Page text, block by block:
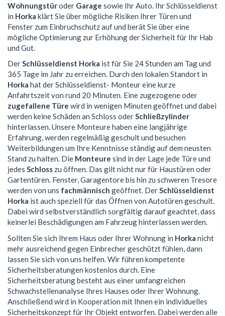
Wohnungstüroder Garage sowie Ihr Auto. Ihr Schlüsseldienst
in Horka klärt Sie über mögliche Risiken Ihrer Türen und
Fenster zum Einbruchschutz auf und berät Sie über eine
mögliche Optimierung zur Erhöhung der Sicherheit für Ihr Hab
und Gut.
DerSchlüsseldienst Horka ist für Sie 24 Stunden am Tag und
365 Tage im Jahr zu erreichen. Durch den lokalen Standort in
Horka hat der Schlüsseldienst- Monteur eine kurze
Anfahrtszeit von rund 20 Minuten. Eine zugezogene oder
zugefallene Türe wird in wenigen Minuten geöffnet und dabei
werden keine Schäden an Schloss oderSchließzylinder
hinterlassen. Unsere Monteure haben eine langjährige
Erfahrung, werden regelmäßig geschult und besuchen
Weiterbildungen um Ihre Kenntnisse ständig auf dem neusten
Stand zu halten. Die Monteure sind in der Lage jede Türe und
jedes Schloss zu öffnen. Das gilt nicht nur für Haustüren oder
Gartentüren. Fenster, Garagentore bis hin zu schweren Tresore
werden von uns fachmännisch geöffnet. DerSchlüsseldienst
Horka ist auch speziell für das Öffnen von Autotüren geschult.
Dabei wird selbstverständlich sorgfältig darauf geachtet, dass
keinerlei Beschädigungen am Fahrzeug hinterlassen werden.
Sollten Sie sich Ihrem Haus oder Ihrer Wohnung in Horka nicht
mehr ausreichend gegen Einbrecher geschützt fühlen, dann
lassen Sie sich von uns helfen. Wir führen kompetente
Sicherheitsberatungen kostenlos durch. Eine
Sicherheitsberatung besteht aus einer umfangreichen
Schwachstellenanalyse Ihres Hauses oder Ihrer Wohnung.
Anschließend wird in Kooperation mit Ihnen ein individuelles
Sicherheitskonzept für Ihr Objekt entworfen. Dabei werden alle